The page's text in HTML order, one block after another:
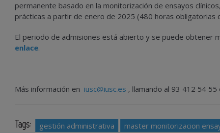
permanente basado en la monitorización de ensayos
prácticas a partir de enero de 2025 (480 horas obligatorias
El periodo de admisiones está abierto y se puede obtener
enlace.
Más información en iusc@iusc.es , llamando al 93 412 54
Tags: gestión administrativa master monitorizacion